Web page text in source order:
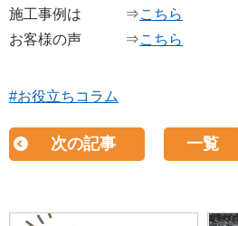
施工事例は ⇒こちら
お客様の声 ⇒こちら
#お役立ちコラム
次の記事 一覧